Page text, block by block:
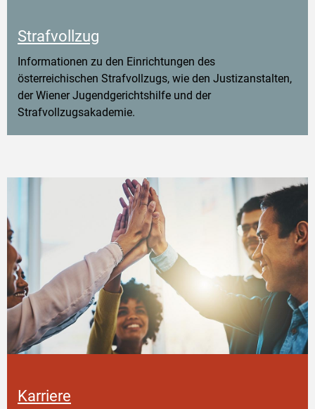
Strafvollzug
Informationen zu den Einrichtungen des
österreichischen Strafvollzugs, wie den Justizanstalten,
der Wiener Jugendgerichtshilfe und der
Strafvollzugsakademie.
Karriere